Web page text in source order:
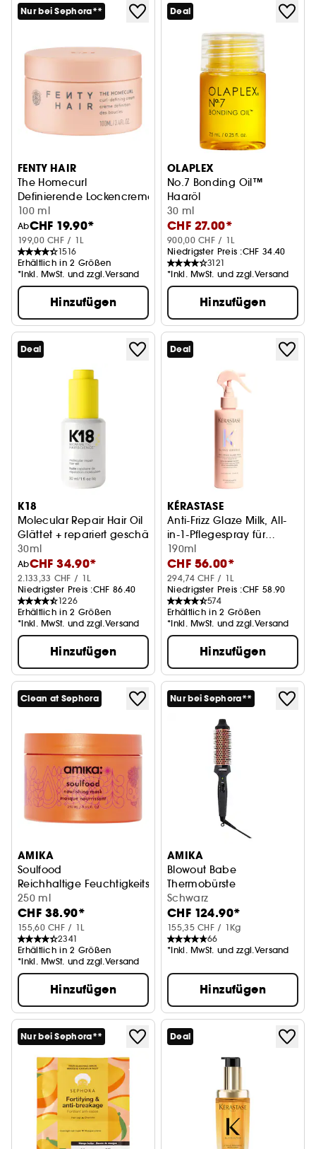
Nur bei Sephora**
FENTY HAIR
The Homecurl
Definierende Lockencreme
100 ml
AbCHF 19.90*
199,00 CHF / 1L
1516
Erhältlich in 2 Größen
*Inkl. MwSt. und zzgl.Versand
Hinzufügen
Deal
OLAPLEX
No.7 Bonding Oil™
Haaröl
30 ml
CHF 27.00*
900,00 CHF / 1L
Niedrigster Preis :CHF 34.40
3121
*Inkl. MwSt. und zzgl.Versand
Hinzufügen
Deal
K18
Molecular Repair Hair Oil
Glättet + repariert geschädigtes Haar
30ml
AbCHF 34.90*
2.133,33 CHF / 1L
Niedrigster Preis :CHF 86.40
1226
Erhältlich in 2 Größen
*Inkl. MwSt. und zzgl.Versand
Hinzufügen
Deal
KÉRASTASE
Anti-Frizz Glaze Milk, All-
in-1-Pflegespray für
langes, zu Frizz
neigendes Haar
190ml
CHF 56.00*
294,74 CHF / 1L
Niedrigster Preis :CHF 58.90
574
Erhältlich in 2 Größen
*Inkl. MwSt. und zzgl.Versand
Hinzufügen
Clean at Sephora
AMIKA
Soulfood
Reichhaltige Feuchtigkeitsmaske
250 ml
CHF 38.90*
155,60 CHF / 1L
2341
Erhältlich in 2 Größen
*Inkl. MwSt. und zzgl.Versand
Hinzufügen
Nur bei Sephora**
AMIKA
Blowout Babe
Thermobürste
Schwarz
CHF 124.90*
155,35 CHF / 1Kg
66
*Inkl. MwSt. und zzgl.Versand
Hinzufügen
Nur bei Sephora** Deal